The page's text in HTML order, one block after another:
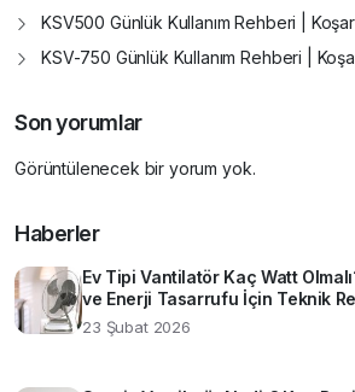
KSV500 Günlük Kullanım Rehberi |
KSV-750 Günlük Kullanım Rehberi |
Son yorumlar
Görüntülenecek bir yorum yok.
Haberler
Ev Tipi Vantilatör Kaç Watt
ve Enerji Tasarrufu İçin Teknik
23 Şubat 2026